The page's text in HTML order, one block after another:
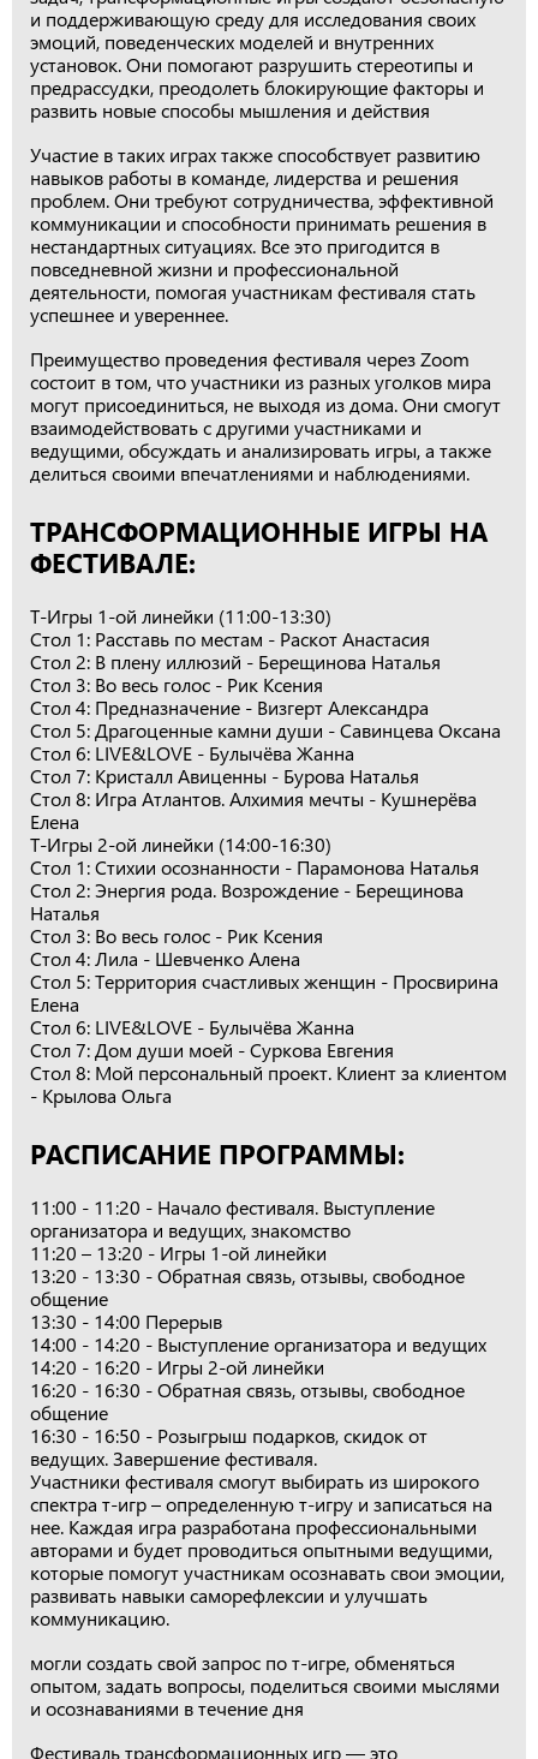
и поддерживающую среду для исследования своих
эмоций, поведенческих моделей и внутренних
установок. Они помогают разрушить стереотипы и
предрассудки, преодолеть блокирующие факторы и
развить новые способы мышления и действия
Участие в таких играх также способствует развитию
навыков работы в команде, лидерства и решения
проблем. Они требуют сотрудничества, эффективной
коммуникации и способности принимать решения в
нестандартных ситуациях. Все это пригодится в
повседневной жизни и профессиональной
деятельности, помогая участникам фестиваля стать
успешнее и увереннее.
Преимущество проведения фестиваля через Zoom
состоит в том, что участники из разных уголков мира
могут присоединиться, не выходя из дома. Они смогут
взаимодействовать с другими участниками и
ведущими, обсуждать и анализировать игры, а также
делиться своими впечатлениями и наблюдениями.
ТРАНСФОРМАЦИОННЫЕ ИГРЫ НА
ФЕСТИВАЛЕ:
Т-Игры 1-ой линейки (11:00-13:30)
Стол 1: Расставь по местам - Раскот Анастасия
Стол 2: В плену иллюзий - Берещинова Наталья
Стол 3: Во весь голос - Рик Ксения
Стол 4: Предназначение - Визгерт Александра
Стол 5: Драгоценные камни души - Савинцева Оксана
Стол 6: LIVE&LОVE - Булычёва Жанна
Стол 7: Кристалл Авиценны - Бурова Наталья
Стол 8: Игра Атлантов. Алхимия мечты - Кушнерёва
Елена
Т-Игры 2-ой линейки (14:00-16:30)
Стол 1: Стихии осознанности - Парамонова Наталья
Стол 2: Энергия рода. Возрождение - Берещинова
Наталья
Стол 3: Во весь голос - Рик Ксения
Стол 4: Лила - Шевченко Алена
Стол 5: Территория счастливых женщин - Просвирина
Елена
Стол 6: LIVE&LОVE - Булычёва Жанна
Стол 7: Дом души моей - Суркова Евгения
Стол 8: Мой персональный проект. Клиент за клиентом
- Крылова Ольга
РАСПИСАНИЕ ПРОГРАММЫ:
11:00 - 11:20 - Начало фестиваля. Выступление
организатора и ведущих, знакомство
11:20 – 13:20 - Игры 1-ой линейки
13:20 - 13:30 - Обратная связь, отзывы, свободное
общение
13:30 - 14:00 Перерыв
14:00 - 14:20 - Выступление организатора и ведущих
14:20 - 16:20 - Игры 2-ой линейки
16:20 - 16:30 - Обратная связь, отзывы, свободное
общение
16:30 - 16:50 - Розыгрыш подарков, скидок от
ведущих. Завершение фестиваля.
Участники фестиваля смогут выбирать из широкого
спектра т-игр – определенную т-игру и записаться на
нее. Каждая игра разработана профессиональными
авторами и будет проводиться опытными ведущими,
которые помогут участникам осознавать свои эмоции,
развивать навыки саморефлексии и улучшать
коммуникацию.
могли создать свой запрос по т-игре, обменяться
опытом, задать вопросы, поделиться своими мыслями
и осознаваниями в течение дня
Фестиваль трансформационных игр — это